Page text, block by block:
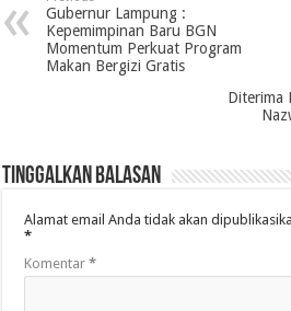
Gubernur Lampung :
Kepemimpinan Baru BGN
Momentum Perkuat Program
Makan Bergizi Gratis
Diterima
Tinggalkan Balasan
Alamat email Anda tidak akan
*
Komentar*